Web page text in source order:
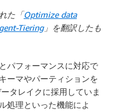
た「Optimize data
Tiering」を翻訳したも
パフォーマンスに対応で
ーマやパーティションを
タレイクに採用していま
処理といった機能によ